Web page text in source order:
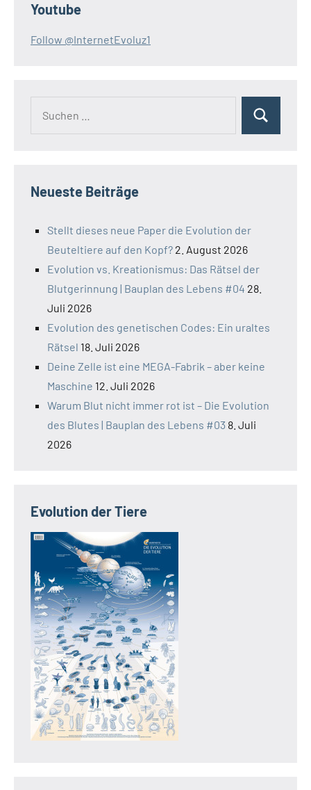
Youtube
Follow @InternetEvoluz1
Suchen
Neueste Beiträge
Stellt dieses neue Paper die Evolution der
Beuteltiere auf den Kopf? 2. August 2026
Evolution vs. Kreationismus: Das Rätsel der
Blutgerinnung | Bauplan des Lebens #04 28.
Juli 2026
Evolution des genetischen Codes: Ein uraltes
Rätsel 18. Juli 2026
Deine Zelle ist eine MEGA-Fabrik – aber keine
Maschine 12. Juli 2026
Warum Blut nicht immer rot ist – Die Evolution
des Blutes | Bauplan des Lebens #03 8. Juli
2026
Evolution der Tiere